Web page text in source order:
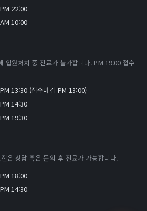
22:00
10:00
입원처치 중 진료가 불가합니다. PM 19:00 접수
13:30 (접수마감 PM 13:00)
14:30
19:30
은 상담 혹은 문의 후 진료가 가능합니다.
18:00
14:30